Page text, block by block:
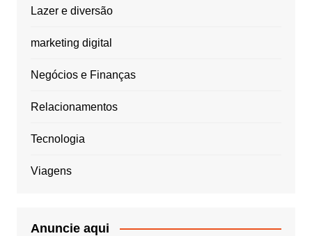
Lazer e diversão
marketing digital
Negócios e Finanças
Relacionamentos
Tecnologia
Viagens
Anuncie aqui